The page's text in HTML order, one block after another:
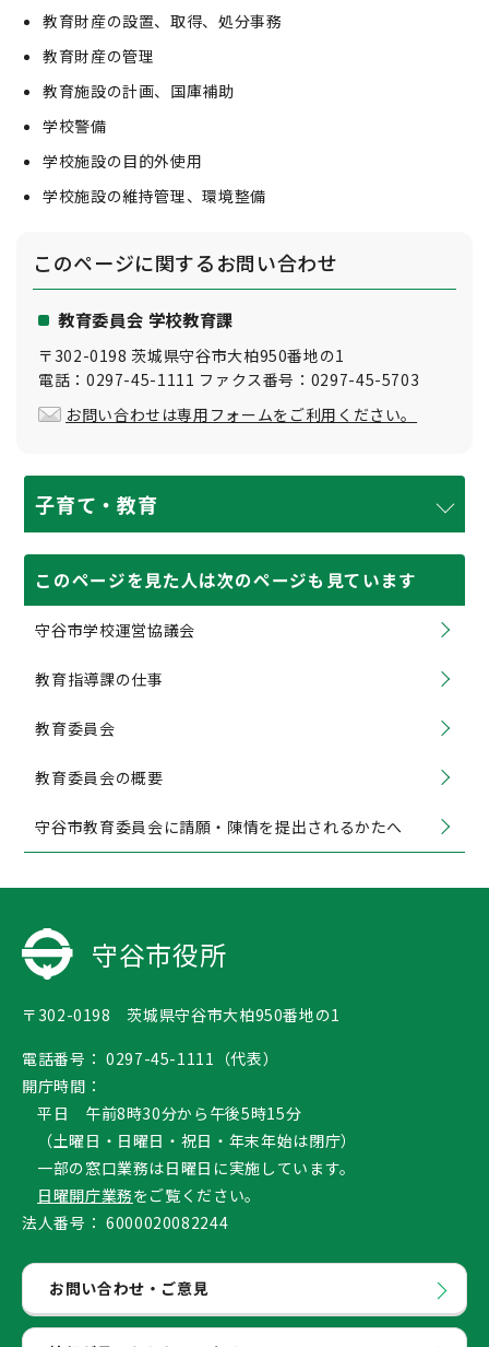
教育財産の設置、取得、処分事務
教育財産の管理
教育施設の計画、国庫補助
学校警備
学校施設の目的外使用
学校施設の維持管理、環境整備
このページに関するお問い合わせ
教育委員会 学校教育課
〒302-0198 茨城県守谷市大柏950番地の1
電話：0297-45-1111 ファクス番号：0297-45-5703
お問い合わせは専用フォームをご利用ください。
子育て・教育
このページを見た人は次のページも見ています
守谷市学校運営協議会
教育指導課の仕事
教育委員会
教育委員会の概要
守谷市教育委員会に請願・陳情を提出されるかたへ
守谷市役所
〒302-0198 茨城県守谷市大柏950番地の1
電話番号： 0297-45-1111（代表）
開庁時間：
平日 午前8時30分から午後5時15分
（土曜日・日曜日・祝日・年末年始は閉庁）
一部の窓口業務は日曜日に実施しています。
日曜開庁業務をご覧ください。
法人番号： 6000020082244
お問い合わせ・ご意見